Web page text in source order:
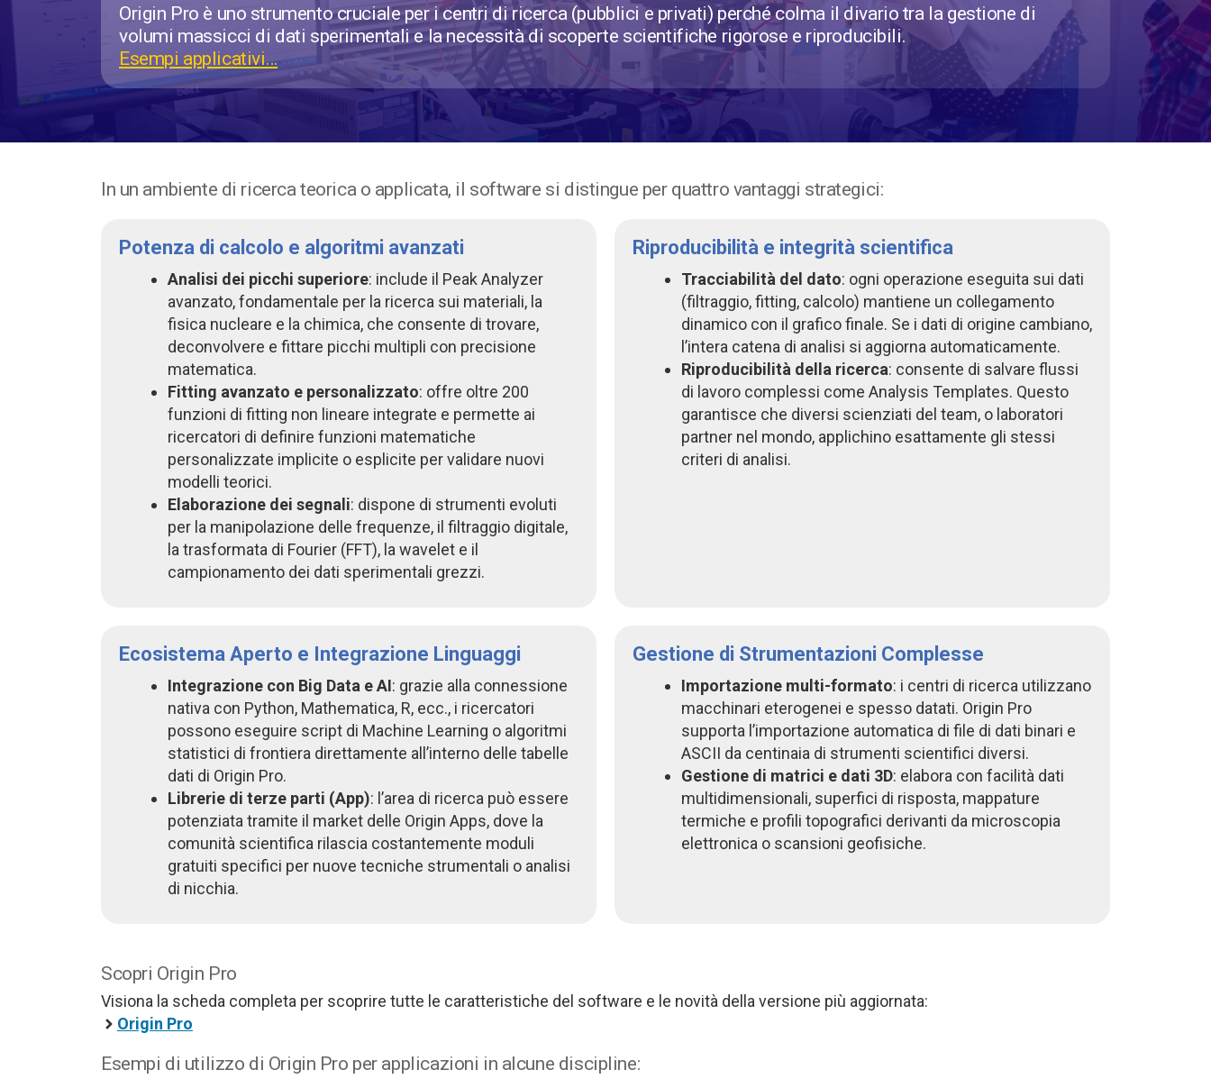
Origin Pro è uno strumento cruciale per i centri di ricerca (pubblici e privati) perché colma il divario tra la gestione di
volumi massicci di dati sperimentali e la necessità di scoperte scientifiche rigorose e riproducibili.
Esempi applicativi…
In un ambiente di ricerca teorica o applicata, il software si distingue per quattro vantaggi strategici:
Potenza di calcolo e algoritmi avanzati
Analisi dei picchi superiore: include il Peak Analyzer
avanzato, fondamentale per la ricerca sui materiali, la
fisica nucleare e la chimica, che consente di trovare,
deconvolvere e fittare picchi multipli con precisione
matematica.
Fitting avanzato e personalizzato: offre oltre 200
funzioni di fitting non lineare integrate e permette ai
ricercatori di definire funzioni matematiche
personalizzate implicite o esplicite per validare nuovi
modelli teorici.
Elaborazione dei segnali: dispone di strumenti evoluti
per la manipolazione delle frequenze, il filtraggio digitale,
la trasformata di Fourier (FFT), la wavelet e il
campionamento dei dati sperimentali grezzi.
Riproducibilità e integrità scientifica
Tracciabilità del dato: ogni operazione eseguita sui dati
(filtraggio, fitting, calcolo) mantiene un collegamento
dinamico con il grafico finale. Se i dati di origine cambiano,
l’intera catena di analisi si aggiorna automaticamente.
Riproducibilità della ricerca: consente di salvare flussi
di lavoro complessi come Analysis Templates. Questo
garantisce che diversi scienziati del team, o laboratori
partner nel mondo, applichino esattamente gli stessi
criteri di analisi.
Ecosistema Aperto e Integrazione Linguaggi
Integrazione con Big Data e AI: grazie alla connessione
nativa con Python, Mathematica, R, ecc., i ricercatori
possono eseguire script di Machine Learning o algoritmi
statistici di frontiera direttamente all’interno delle tabelle
dati di Origin Pro.
Librerie di terze parti (App): l’area di ricerca può essere
potenziata tramite il market delle Origin Apps, dove la
comunità scientifica rilascia costantemente moduli
gratuiti specifici per nuove tecniche strumentali o analisi
di nicchia.
Gestione di Strumentazioni Complesse
Importazione multi-formato: i centri di ricerca utilizzano
macchinari eterogenei e spesso datati. Origin Pro
supporta l’importazione automatica di file di dati binari e
ASCII da centinaia di strumenti scientifici diversi.
Gestione di matrici e dati 3D: elabora con facilità dati
multidimensionali, superfici di risposta, mappature
termiche e profili topografici derivanti da microscopia
elettronica o scansioni geofisiche.
Scopri Origin Pro
Visiona la scheda completa per scoprire tutte le caratteristiche del software e le novità della versione più aggiornata:
Origin Pro
Esempi di utilizzo di Origin Pro per applicazioni in alcune discipline: